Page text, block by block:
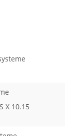
X 10.15